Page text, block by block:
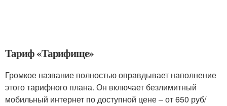
Тариф «Тарифище»
Громкое название полностью оправдывает наполнение
этого тарифного плана. Он включает безлимитный
мобильный интернет по доступной цене – от 650 руб/